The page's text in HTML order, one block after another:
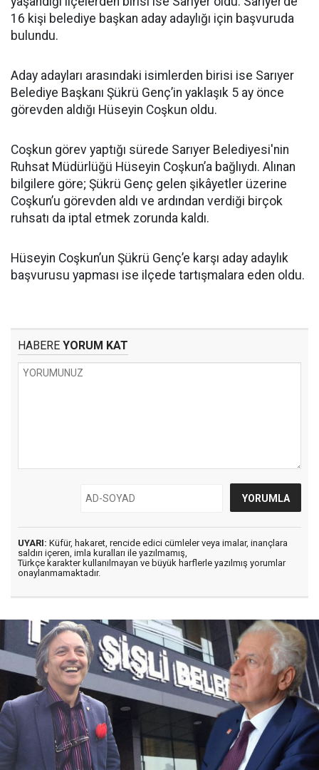
16 kişi belediye başkan aday adaylığı için başvuruda
bulundu.
Aday adayları arasındaki isimlerden birisi ise Sarıyer
Belediye Başkanı Şükrü Genç’in yaklaşık 5 ay önce
görevden aldığı Hüseyin Coşkun oldu.
Coşkun görev yaptığı sürede Sarıyer Belediyesi'nin
Ruhsat Müdürlüğü Hüseyin Coşkun’a bağlıydı. Alınan
bilgilere göre; Şükrü Genç gelen şikâyetler üzerine
Coşkun’u görevden aldı ve ardından verdiği birçok
ruhsatı da iptal etmek zorunda kaldı.
Hüseyin Coşkun’un Şükrü Genç’e karşı aday adaylık
başvurusu yapması ise ilçede tartışmalara eden oldu.
HABERE YORUM KAT
UYARI: Küfür, hakaret, rencide edici cümleler veya imalar, inançlara
saldırı içeren, imla kuralları ile yazılmamış,
Türkçe karakter kullanılmayan ve büyük harflerle yazılmış yorumlar
onaylanmamaktadır.